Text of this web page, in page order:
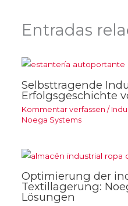
Entradas
Selbsttragende
Erfolgsgeschichte
Kommentar verfassen /
Noega Systems
Optimierung der
Textillagerung:
Lösungen